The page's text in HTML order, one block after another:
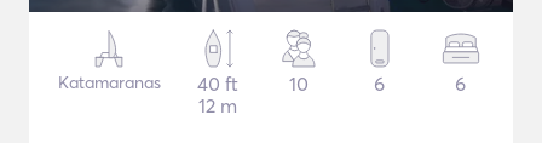
Katamaranas
40 ft
12 m
10 6 6